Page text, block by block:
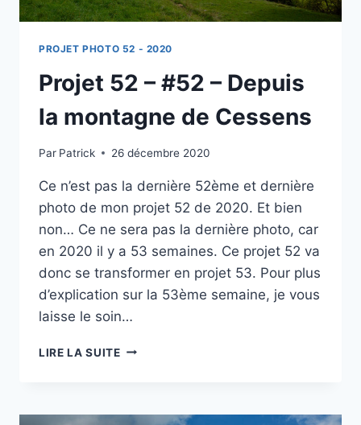
PROJET PHOTO 52 - 2020
Projet 52 – #52 – Depuis
la montagne de Cessens
Par Patrick 26 décembre 2020
Ce n’est pas la dernière 52ème et dernière
photo de mon projet 52 de 2020. Et bien
non… Ce ne sera pas la dernière photo, car
en 2020 il y a 53 semaines. Ce projet 52 va
donc se transformer en projet 53. Pour plus
d’explication sur la 53ème semaine, je vous
laisse le soin…
LIRE LA SUITEPROJET
–